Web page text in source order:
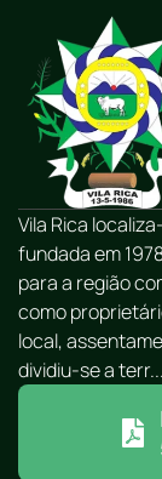
Vila Rica
fundada em
para a região
como
local,
dividiu-se a terr...